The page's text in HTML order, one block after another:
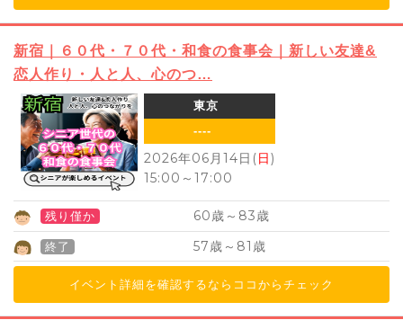
新宿｜６０代・７０代・和食の食事会｜新しい友達&
恋人作り・人と人、心のつ…
東京
----
2026年06月14日(日)
15:00 ～ 17:00
残り僅か 60歳～ 83歳
終了 57歳～ 81 歳
イベント詳細を確認するならココからチェック